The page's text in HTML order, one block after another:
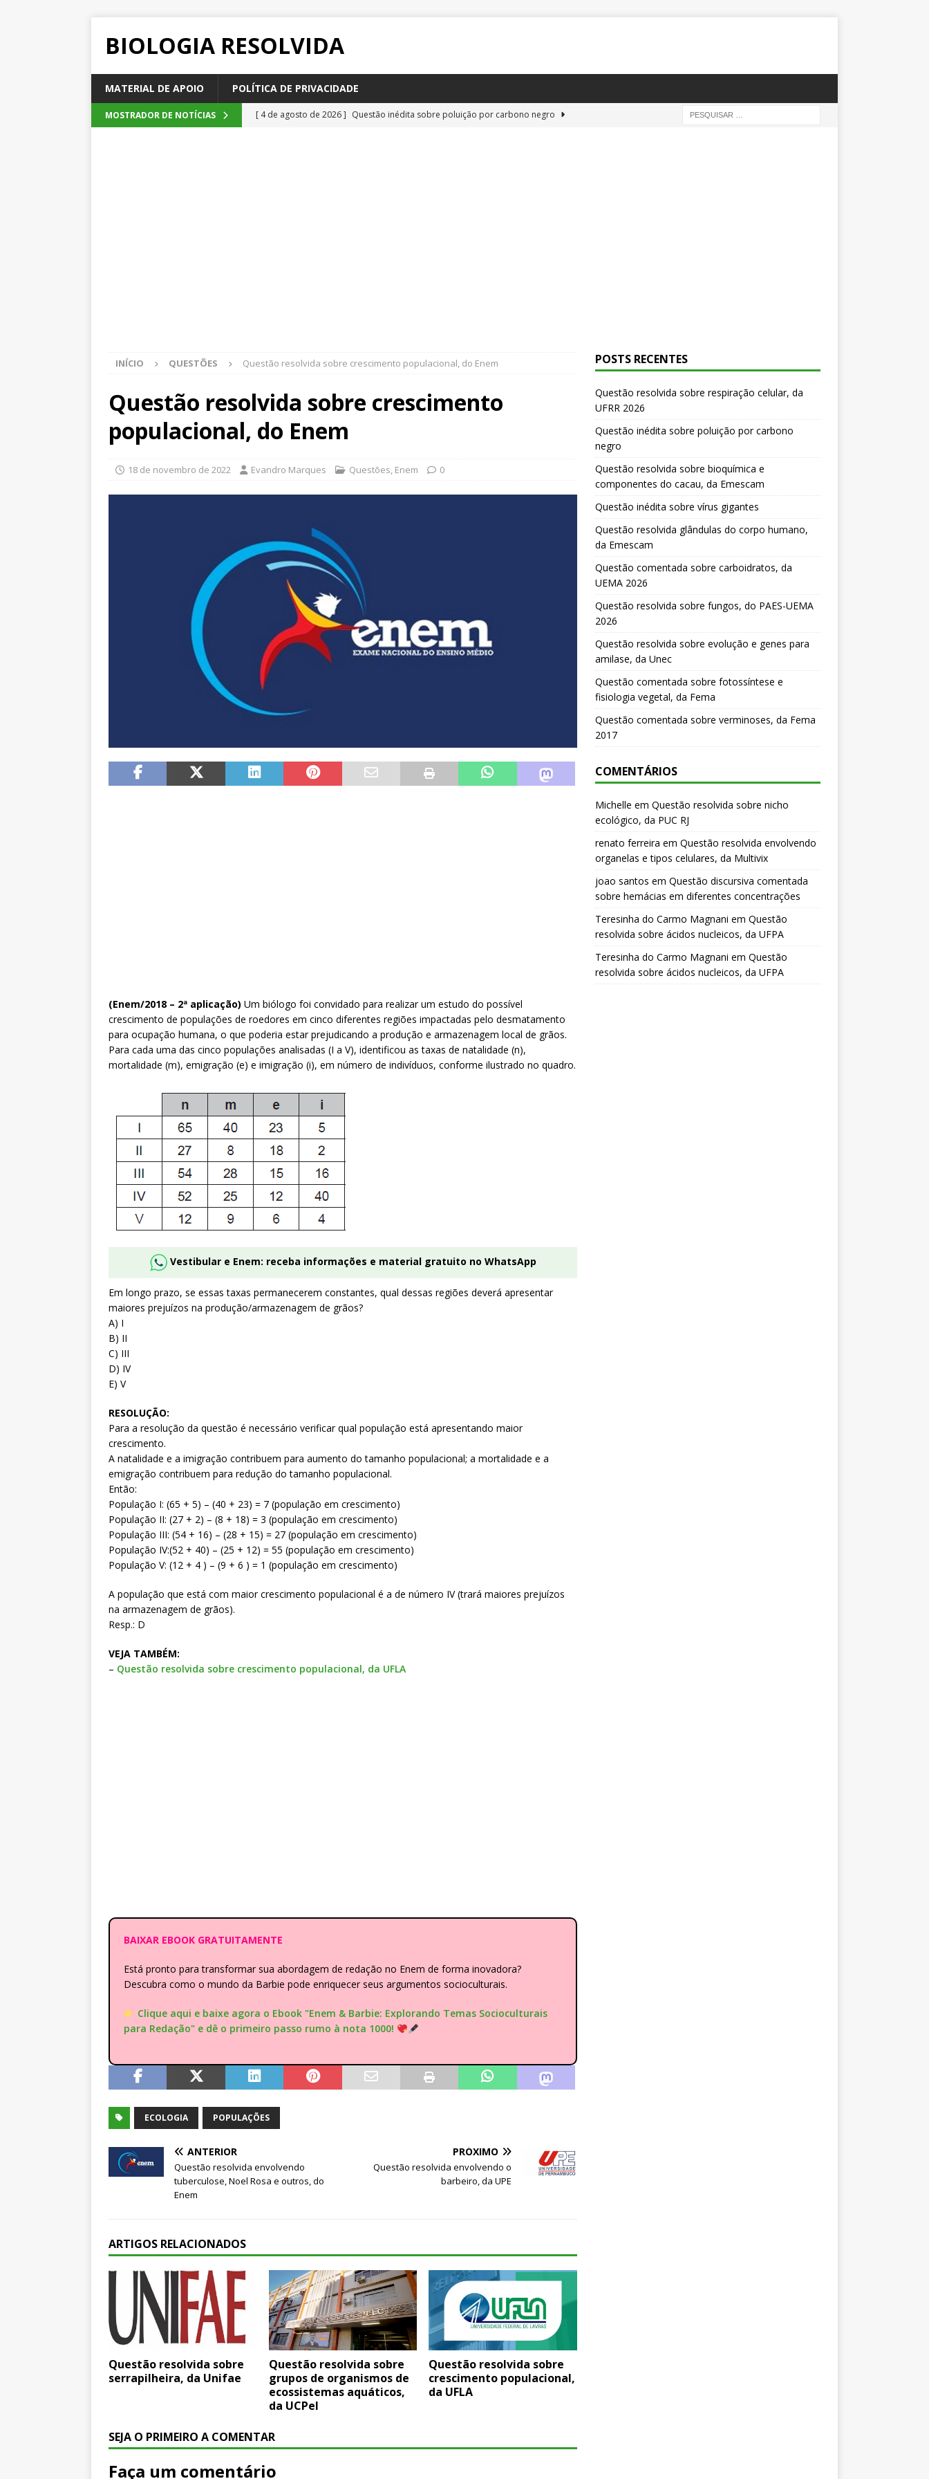
BIOLOGIA RESOLVIDA
MATERIAL DE APOIO POLÍTICA DE PRIVACIDADE
MOSTRADOR DE NOTÍCIAS [ 4 de agosto de 2026 ] Questão inédita sobre poluição por carbono negro
INÍCIO QUESTÕES Questão resolvida sobre crescimento populacional, do Enem
Questão resolvida sobre crescimento
populacional, do Enem
18 de novembro de 2022 Evandro Marques Questões, Enem 0
(Enem/2018 – 2ª aplicação) Um biólogo foi convidado para realizar um estudo do possível
crescimento de populações de roedores em cinco diferentes regiões impactadas pelo desmatamento
para ocupação humana, o que poderia estar prejudicando a produção e armazenagem local de grãos.
Para cada uma das cinco populações analisadas (I a V), identificou as taxas de natalidade (n),
mortalidade (m), emigração (e) e imigração (i), em número de indivíduos, conforme ilustrado no quadro.
Vestibular e Enem: receba informações e material gratuito no WhatsApp
Em longo prazo, se essas taxas permanecerem constantes, qual dessas regiões deverá apresentar
maiores prejuízos na produção/armazenagem de grãos?
A) I
B) II
C) III
D) IV
E) V
RESOLUÇÃO:
Para a resolução da questão é necessário verificar qual população está apresentando maior
crescimento.
A natalidade e a imigração contribuem para aumento do tamanho populacional; a mortalidade e a
emigração contribuem para redução do tamanho populacional.
Então:
População I: (65 + 5) – (40 + 23) = 7 (população em crescimento)
População II: (27 + 2) – (8 + 18) = 3 (população em crescimento)
População III: (54 + 16) – (28 + 15) = 27 (população em crescimento)
População IV:(52 + 40) – (25 + 12) = 55 (população em crescimento)
População V: (12 + 4 ) – (9 + 6 ) = 1 (população em crescimento)
A população que está com maior crescimento populacional é a de número IV (trará maiores prejuízos
na armazenagem de grãos).
Resp.: D
VEJA TAMBÉM:
– Questão resolvida sobre crescimento populacional, da UFLA
BAIXAR EBOOK GRATUITAMENTE
Está pronto para transformar sua abordagem de redação no Enem de forma inovadora?
Descubra como o mundo da Barbie pode enriquecer seus argumentos socioculturais.
Clique aqui e baixe agora o Ebook "Enem & Barbie: Explorando Temas Socioculturais
para Redação" e dê o primeiro passo rumo à nota 1000!
ECOLOGIA POPULAÇÕES
ANTERIOR
Questão resolvida envolvendo
tuberculose, Noel Rosa e outros, do
Enem
PRÓXIMO
Questão resolvida envolvendo o
barbeiro, da UPE
ARTIGOS RELACIONADOS
Questão resolvida sobre
serrapilheira, da Unifae
Questão resolvida sobre
grupos de organismos de
ecossistemas aquáticos,
da UCPel
Questão resolvida sobre
crescimento populacional,
da UFLA
SEJA O PRIMEIRO A COMENTAR
Faça um comentário
POSTS RECENTES
Questão resolvida sobre respiração celular, da
UFRR 2026
Questão inédita sobre poluição por carbono
negro
Questão resolvida sobre bioquímica e
componentes do cacau, da Emescam
Questão inédita sobre vírus gigantes
Questão resolvida glândulas do corpo humano,
da Emescam
Questão comentada sobre carboidratos, da
UEMA 2026
Questão resolvida sobre fungos, do PAES-UEMA
2026
Questão resolvida sobre evolução e genes para
amilase, da Unec
Questão comentada sobre fotossíntese e
fisiologia vegetal, da Fema
Questão comentada sobre verminoses, da Fema
2017
COMENTÁRIOS
Michelle em Questão resolvida sobre nicho
ecológico, da PUC RJ
renato ferreira em Questão resolvida envolvendo
organelas e tipos celulares, da Multivix
joao santos em Questão discursiva comentada
sobre hemácias em diferentes concentrações
Teresinha do Carmo Magnani em Questão
resolvida sobre ácidos nucleicos, da UFPA
Teresinha do Carmo Magnani em Questão
resolvida sobre ácidos nucleicos, da UFPA